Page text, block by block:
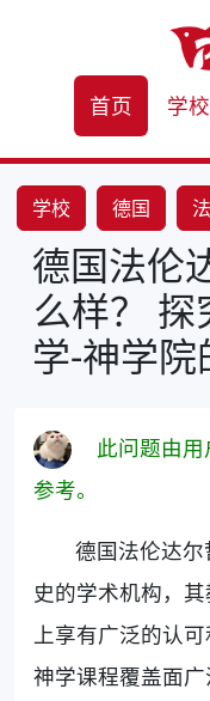
首页 学校
学校 德国
德国法伦
么样？
学-神学
此问题由用
参考。
德国法伦达
史的学术机构，
上享有广泛的认
神学课程覆盖面